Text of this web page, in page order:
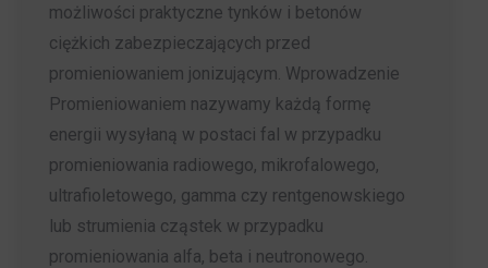
możliwości praktyczne tynków i betonów
ciężkich zabezpieczających przed
promieniowaniem jonizującym. Wprowadzenie
Promieniowaniem nazywamy każdą formę
energii wysyłaną w postaci fal w przypadku
promieniowania radiowego, mikrofalowego,
ultrafioletowego, gamma czy rentgenowskiego
lub strumienia cząstek w przypadku
promieniowania alfa, beta i neutronowego.